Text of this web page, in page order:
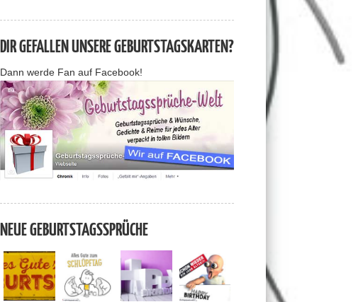
DIR GEFALLEN UNSERE GEBURTSTAGSKARTEN?
Dann werde Fan auf Facebook!
NEUE GEBURTSTAGSSPRÜCHE